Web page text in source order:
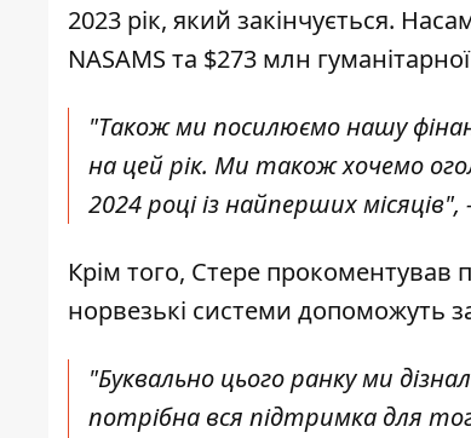
2023 рік, який закінчується.
NASAMS та $273 млн
"Також ми посилюємо нашу
на цей рік. Ми також хочемо
2024 році із найперших
Крім того, Стере прокоментував
норвезькі системи допоможуть
"Буквально цього ранку ми
потрібна вся підтримка для